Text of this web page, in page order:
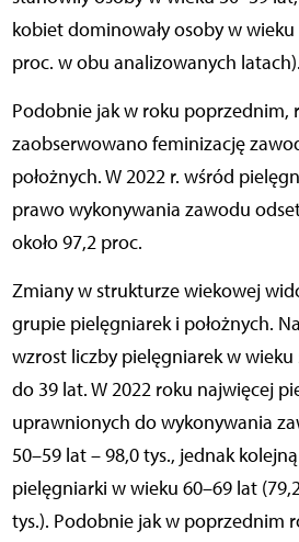
kobiet dominowały osoby w wieku
proc. w obu analizowanych latach).
Podobnie jak w roku poprzednim,
zaobserwowano feminizację
położnych. W 2022 r. wśród
prawo wykonywania zawodu
około 97,2 proc.
Zmiany w strukturze wiekowej
grupie pielęgniarek i położnych.
wzrost liczby pielęgniarek w
do 39 lat. W 2022 roku najwięcej
uprawnionych do wykonywania
50–59 lat – 98,0 tys., jednak
pielęgniarki w wieku 60–69 lat
tys.). Podobnie jak w poprzednim